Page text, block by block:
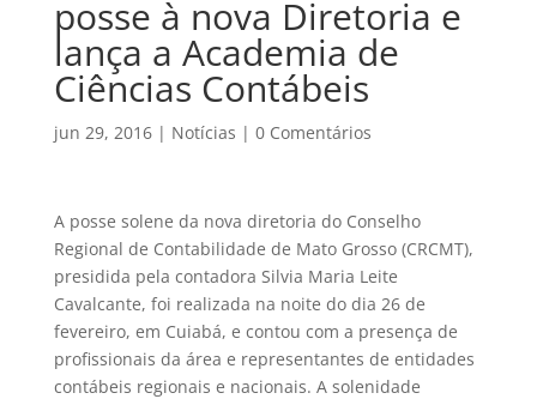
posse à nova Diretoria e
lança a Academia de
Ciências Contábeis
jun 29, 2016| Notícias | 0 Comentários
A posse solene da nova diretoria do Conselho
Regional de Contabilidade de Mato Grosso (CRCMT),
presidida pela contadora Silvia Maria Leite
Cavalcante, foi realizada na noite do dia 26 de
fevereiro, em Cuiabá, e contou com a presença de
profissionais da área e representantes de entidades
contábeis regionais e nacionais. A solenidade